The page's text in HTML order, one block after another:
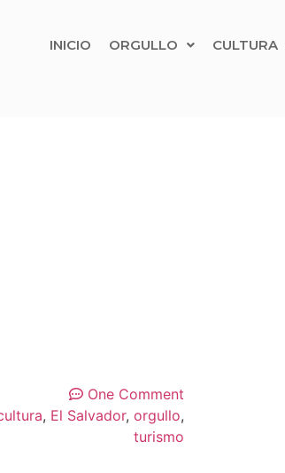
INICIO ORGULLO CULTURA
One Comment
, El Salvador, orgullo,
turismo